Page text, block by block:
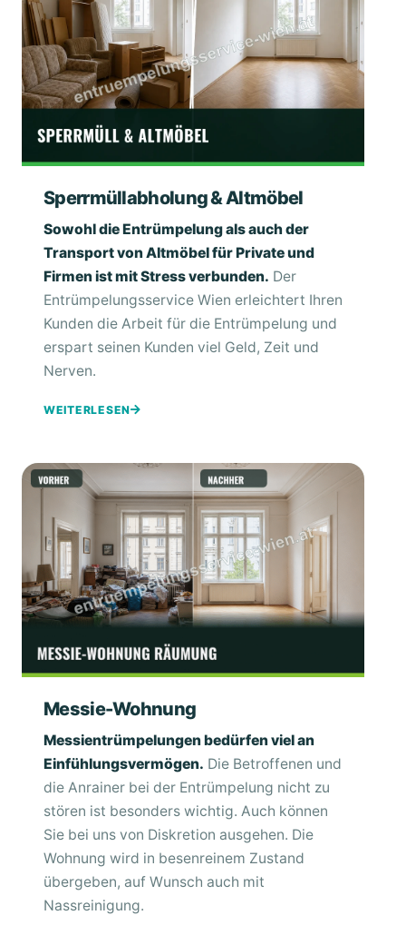
Sperrmüllabholung & Altmöbel
Sowohl die Entrümpelung als auch der
Transport von Altmöbel für Private und
Firmen ist mit Stress verbunden. Der
Entrümpelungsservice Wien erleichtert Ihren
Kunden die Arbeit für die Entrümpelung und
erspart seinen Kunden viel Geld, Zeit und
Nerven.
WEITERLESEN
Messie-Wohnung
Messientrümpelungen bedürfen viel an
Einfühlungsvermögen. Die Betroffenen und
die Anrainer bei der Entrümpelung nicht zu
stören ist besonders wichtig. Auch können
Sie bei uns von Diskretion ausgehen. Die
Wohnung wird in besenreinem Zustand
übergeben, auf Wunsch auch mit
Nassreinigung.